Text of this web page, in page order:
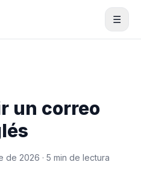
☰
un correo
de 2026 · 5 min de lectura